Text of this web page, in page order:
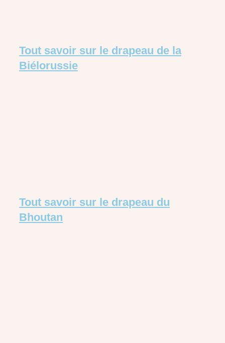
Tout savoir sur le drapeau de la
Biélorussie
Tout savoir sur le drapeau du
Bhoutan